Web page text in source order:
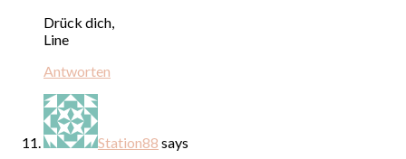
Drück dich,
Line
Antworten
Station88 says